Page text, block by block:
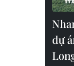
dự